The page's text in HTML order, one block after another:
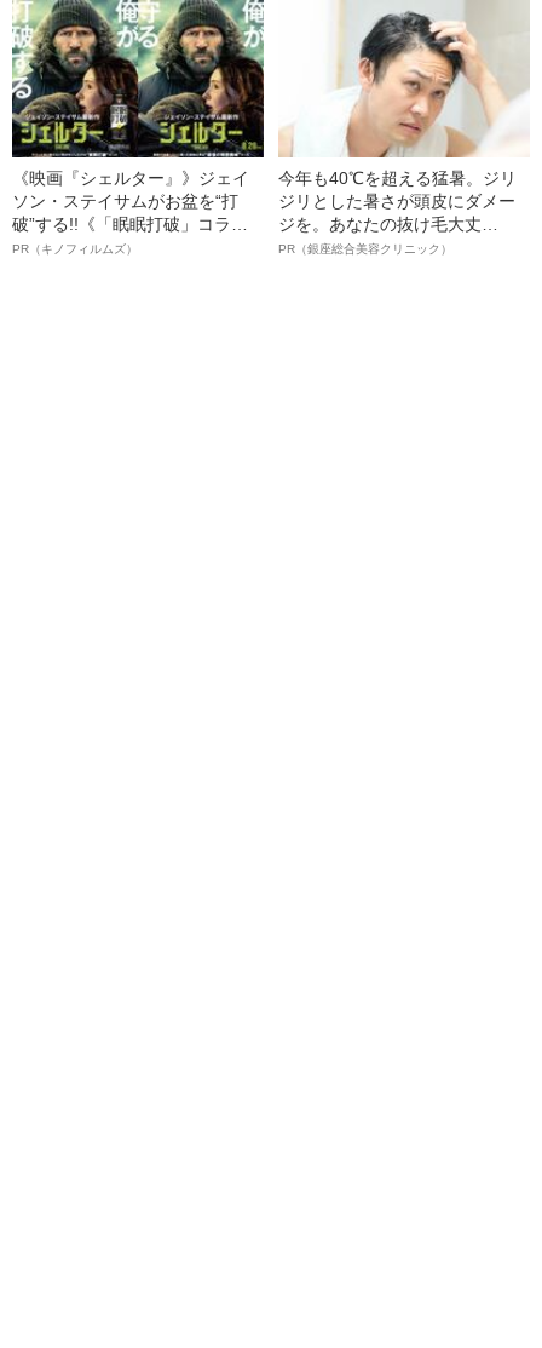
明かす、“逆転の戦術”
ト”が生み出した徹底ケアとは
《映画『シェルター』》ジェイ
ソン・ステイサムがお盆を“打
破”する!!《「眠眠打破」コラ
ボ》
PR（キノフィルムズ）
今年も40℃を超える猛暑。ジリ
ジリとした暑さが頭皮にダメー
ジを。あなたの抜け毛大丈
夫！？
PR（銀座総合美容クリニック）